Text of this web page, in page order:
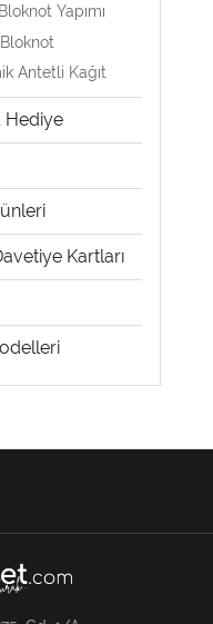
Yapımı
Antetli Kağıt
Hediye
Kartları